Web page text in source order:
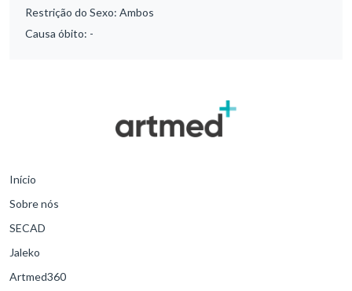
Restrição do Sexo: Ambos
Causa óbito: -
Início
Sobre nós
SECAD
Jaleko
Artmed360